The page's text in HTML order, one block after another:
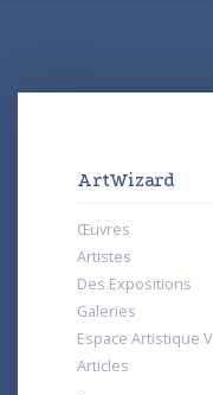
ArtWizard
Œuvres
Artistes
Des Expositions
Galeries
Espace Artistique
Articles